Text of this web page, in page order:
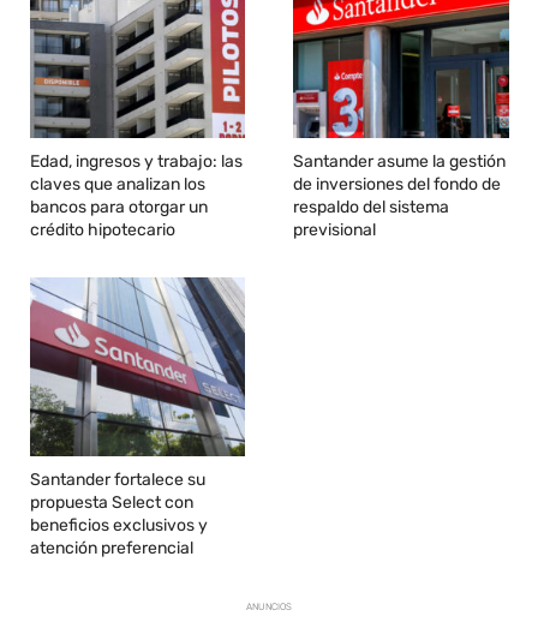
Edad, ingresos y trabajo: las
claves que analizan los
bancos para otorgar un
crédito hipotecario
Santander asume la gestión
de inversiones del fondo de
respaldo del sistema
previsional
Santander fortalece su
propuesta Select con
beneficios exclusivos y
atención preferencial
ANUNCIOS